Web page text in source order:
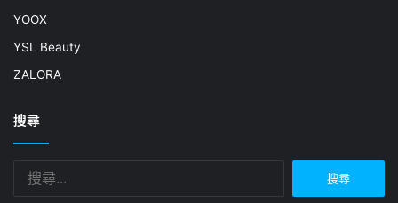
YOOX
YSL Beauty
ZALORA
搜尋